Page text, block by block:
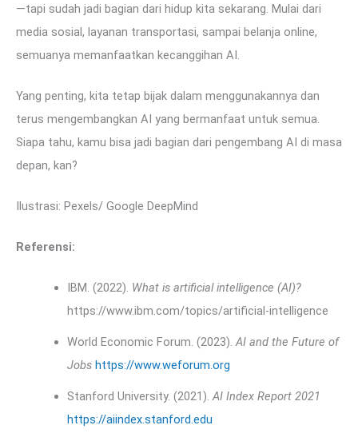
—tapi sudah jadi bagian dari hidup kita sekarang. Mulai dari
media sosial, layanan transportasi, sampai belanja online,
semuanya memanfaatkan kecanggihan AI.
Yang penting, kita tetap bijak dalam menggunakannya dan
terus mengembangkan AI yang bermanfaat untuk semua.
Siapa tahu, kamu bisa jadi bagian dari pengembang AI di masa
depan, kan?
Ilustrasi: Pexels/ Google DeepMind
Referensi:
IBM. (2022). What is artificial intelligence (AI)?
https://www.ibm.com/topics/artificial-intelligence
World Economic Forum. (2023).AI and the Future of
Jobs https://www.weforum.org
Stanford University. (2021).AI Index Report 2021
https://aiindex.stanford.edu